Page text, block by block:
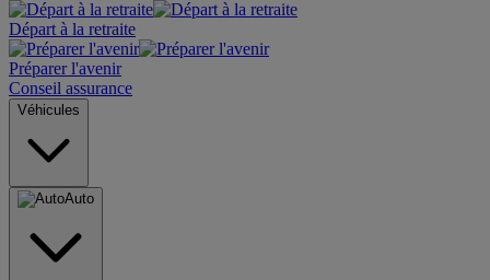
Départ à la retraite
Préparer l'avenir
Conseil assurance
Véhicules
Auto